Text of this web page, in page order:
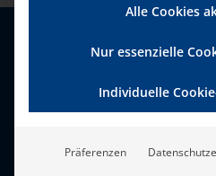
Alle Cookies
Nur essenzielle
Individuelle
Präferenzen